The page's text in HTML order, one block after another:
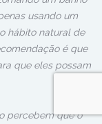
usando um
hábito natural de
é que
que eles possam
percebem que o